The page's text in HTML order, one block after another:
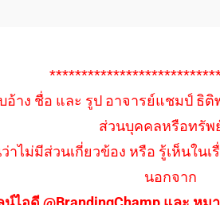
ง ชื่อ และ รูป อาจารย์แชมป์ ธิติ
ส่วนบุคคลหรือทรัพ
ไม่มีส่วนเกี่ยวข้อง หรือ รู้เห็นใ
นอกจาก